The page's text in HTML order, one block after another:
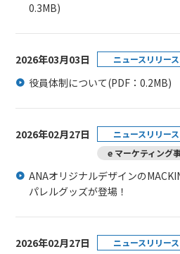
0.3MB)
2026年03月03日 ニュースリリース
役員体制について(PDF：0.2MB)
2026年02月27日
ニュースリリース
e マーケティング
ANAオリジナルデザインの
パレルグッズが登場！
2026年02月27日
ニュースリリース